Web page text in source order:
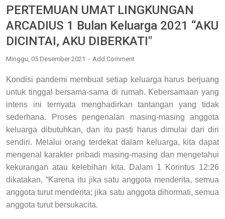
PERTEMUAN UMAT LINGKUNGAN
ARCADIUS 1 Bulan Keluarga 2021 “AKU
DICINTAI, AKU DIBERKATI"
Minggu, 05 Desember 2021 Add Comment
Kondisi pandemi membuat setiap keluarga harus berjuang
untuk tinggal bersama-sama di rumah. Kebersamaan yang
intens ini ternyata menghadirkan tantangan yang tidak
sederhana. Proses pengenalan masing-masing anggota
keluarga dibutuhkan, dan itu pasti harus dimulai dari diri
sendiri. Melalui orang terdekat dalam keluarga, kita dapat
mengenal karakter pribadi masing-masing dan mengetahui
kekurangan atau kelebihan kita. Dalam 1 Korintus 12:26
dikatakan, “Karena itu jika satu anggota menderita, semua
anggota turut menderita; jika satu anggota dihormati, semua
anggota turut bersukacita.